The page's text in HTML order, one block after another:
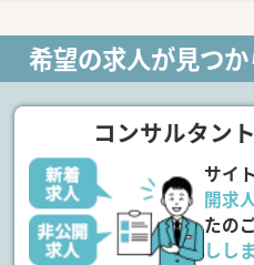
希望の求人が見つ
コンサルタン
サイ
開求
たの
しし